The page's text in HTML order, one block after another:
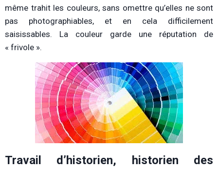
même trahit les couleurs, sans omettre qu’elles ne sont
pas photographiables, et en cela difficilement
saisissables. La couleur garde une réputation de
« frivole ».
Travail d’historien, historien des